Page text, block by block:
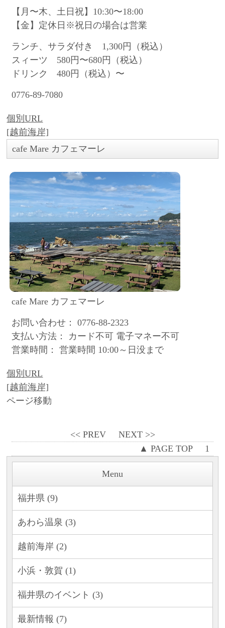
【月〜木、土日祝】10:30〜18:00
【金】定休日※祝日の場合は営業
ランチ、サラダ付き 1,300円（税込）
スィーツ 580円〜680円（税込）
ドリンク 480円（税込）〜
0776-89-7080
個別URL
[越前海岸]
cafe Mare カフェマーレ
cafe Mare カフェマーレ
お問い合わせ： 0776-88-2323
支払い方法： カード不可 電子マネー不可
営業時間： 営業時間 10:00～日没まで
個別URL
[越前海岸]
ページ移動
<< PREV
NEXT >>
▲ PAGE TOP
1
Menu
福井県 (9)
あわら温泉 (3)
越前海岸 (2)
小浜・敦賀 (1)
福井県のイベント (3)
最新情報 (7)